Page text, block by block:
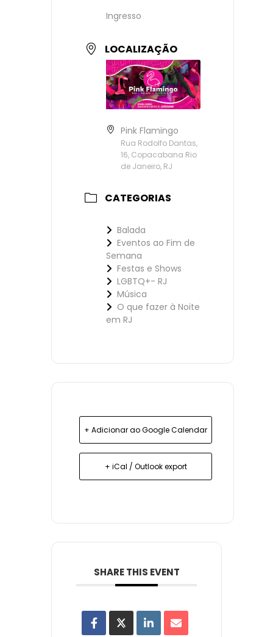
Ingresso
LOCALIZAÇÃO
Pink Flamingo
Rua Rodolfo Dantas,
16, Copacabana Rio
de Janeiro, RJ
CATEGORIAS
Balada
Eventos ao Fim de
Semana
Festas e Shows
LGBTQ+- RJ
Música
O que fazer à Noite
em RJ
+ Adicionar ao Google Calendar
+ iCal / Outlook export
SHARE THIS EVENT